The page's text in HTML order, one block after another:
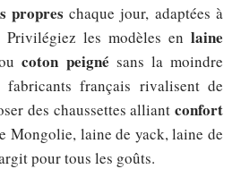
propres chaque jour, adaptées à
les modèles en laine
coton peigné sans la moindre
fabricants français rivalisent de
des chaussettes alliant confort
Mongolie, laine de yack, laine de
pour tous les goûts.